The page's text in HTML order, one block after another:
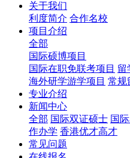
关于我们
利度简介 合作名校
项目介绍
全部
国际硕博项目
国际在职免联考项目 留
海外研学游学项目 常规
专业介绍
新闻中心
全部 国际双证硕士 国
作办学 香港优才高才
常见问题